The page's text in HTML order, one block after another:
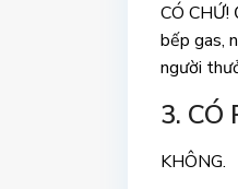
CÓ CHỨ!
bếp gas,
người
3. CÓ
KHÔNG.